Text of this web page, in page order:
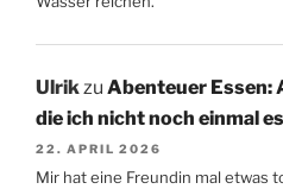
Ulrikzu Abenteuer Essen:
die ich nicht noch einmal
22. APRIL 2026
Mir hat eine Freundin mal etwas